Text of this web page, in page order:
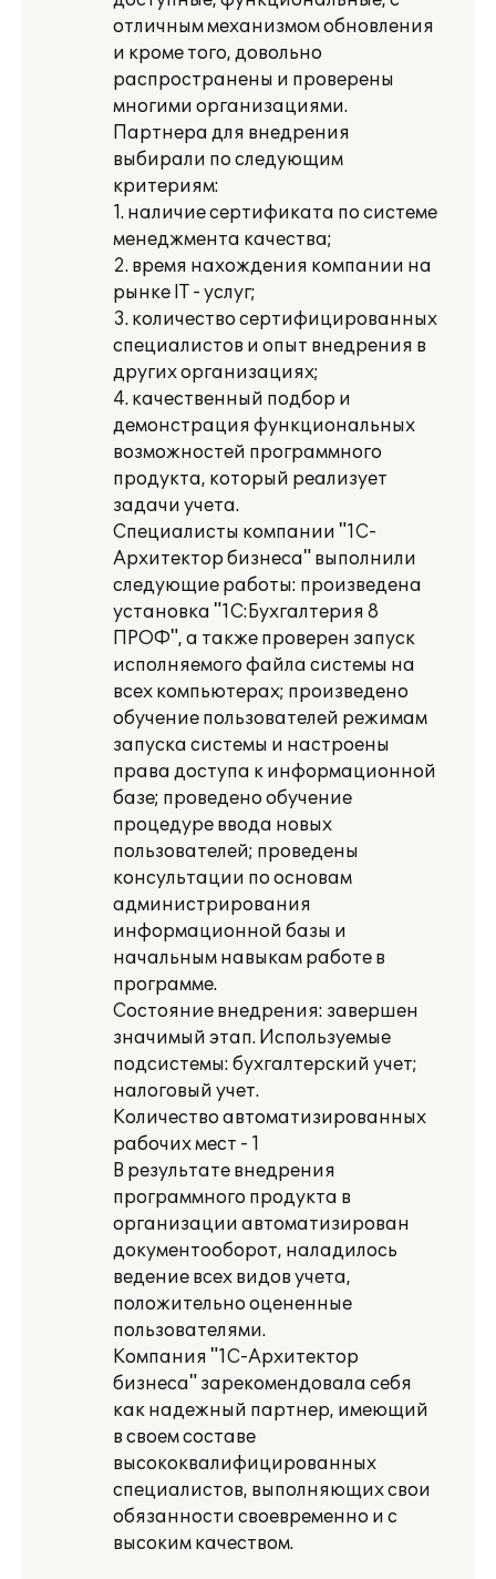
отличным механизмом обновления
и кроме того, довольно
распространены и проверены
многими организациями.
Партнера для внедрения
выбирали по следующим
критериям:
1. наличие сертификата по системе
менеджмента качества;
2. время нахождения компании на
рынке IT - услуг;
3. количество сертифицированных
специалистов и опыт внедрения в
других организациях;
4. качественный подбор и
демонстрация функциональных
возможностей программного
продукта, который реализует
задачи учета.
Специалисты компании "1С-
Архитектор бизнеса" выполнили
следующие работы: произведена
установка "1С:Бухгалтерия 8
ПРОФ", а также проверен запуск
исполняемого файла системы на
всех компьютерах; произведено
обучение пользователей режимам
запуска системы и настроены
права доступа к информационной
базе; проведено обучение
процедуре ввода новых
пользователей; проведены
консультации по основам
администрирования
информационной базы и
начальным навыкам работе в
программе.
Состояние внедрения: завершен
значимый этап. Используемые
подсистемы: бухгалтерский учет;
налоговый учет.
Количество автоматизированных
рабочих мест - 1
В результате внедрения
программного продукта в
организации автоматизирован
документооборот, наладилось
ведение всех видов учета,
положительно оцененные
пользователями.
Компания "1С-Архитектор
бизнеса" зарекомендовала себя
как надежный партнер, имеющий
в своем составе
высококвалифицированных
специалистов, выполняющих свои
обязанности своевременно и с
высоким качеством.